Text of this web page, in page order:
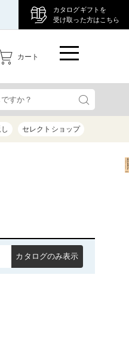
カタログギフトを
受け取った方はこちら
カート
セレクトショップ
カタログのみ表示